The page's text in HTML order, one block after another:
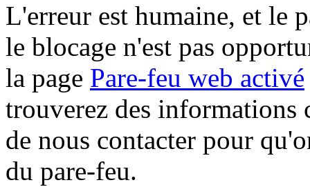
L'erreur est humaine, et le
le blocage n'est pas
la page Pare-feu web activé
trouverez des informations
de nous contacter pour
du pare-feu.